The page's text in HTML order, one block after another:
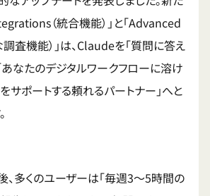
（統合機能）」と「Advanced
査機能）」は、Claudeを「質問に答え
あなたのデジタルワークフローに溶け
サポートする頼れるパートナー」へと
、多くのユーザーは「毎週3〜5時間の